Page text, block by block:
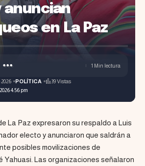
anuncian
en La Paz
4:56 pm
POLÍTICA 39 Vistas
1 Min lectura
La Paz expresaron su respaldo a Luis
electo y anunciaron que saldrán a
posibles movilizaciones de
Yahuasi. Las organizaciones señalaron